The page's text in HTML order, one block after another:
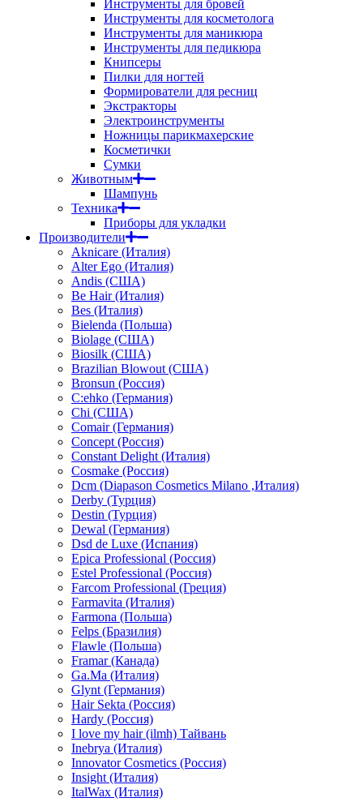
Инструменты для бровей
Инструменты для косметолога
Инструменты для маникюра
Инструменты для педикюра
Книпсеры
Пилки для ногтей
Формирователи для ресниц
Экстракторы
Электроинструменты
Ножницы парикмахерские
Косметички
Сумки
Животным
Шампунь
Техника
Приборы для укладки
Производители
Aknicare (Италия)
Alter Ego (Италия)
Andis (США)
Be Hair (Италия)
Bes (Италия)
Bielenda (Польша)
Biolage (США)
Biosilk (США)
Brazilian Blowout (США)
Bronsun (Россия)
C:ehko (Германия)
Chi (США)
Comair (Германия)
Concept (Россия)
Constant Delight (Италия)
Cosmake (Россия)
Dcm (Diapason Cosmetics Milano ,Италия)
Derby (Турция)
Destin (Турция)
Dewal (Германия)
Dsd de Luxe (Испания)
Epica Professional (Россия)
Estel Professional (Россия)
Farcom Professional (Греция)
Farmavita (Италия)
Farmona (Польша)
Felps (Бразилия)
Flawle (Польша)
Framar (Канада)
Ga.Ma (Италия)
Glynt (Германия)
Hair Sekta (Россия)
Hardy (Россия)
I love my hair (ilmh) Тайвань
Inebrya (Италия)
Innovator Cosmetics (Россия)
Insight (Италия)
ItalWax (Италия)